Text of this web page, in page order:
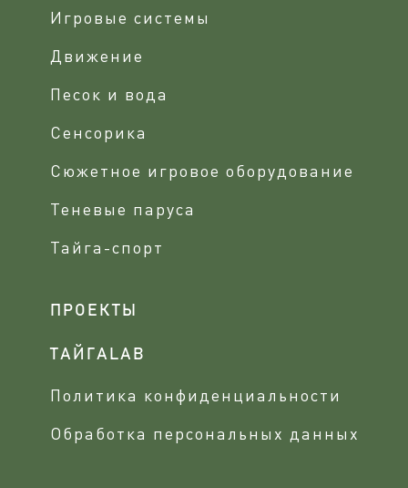
Игровые системы
Движение
Песок и вода
Сенсорика
Сюжетное игровое оборудование
Теневые паруса
Тайга-спорт
ПРОЕКТЫ
ТАЙГАLAB
Политика конфиденциальности
Обработка персональных данных